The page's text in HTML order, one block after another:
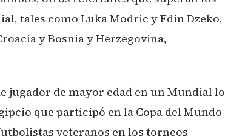
tales como Luka Modric y Edin Dzeko,
y Bosnia y Herzegovina,
jugador de mayor edad en un Mundial lo
que participó en la Copa del Mundo
veteranos en los torneos